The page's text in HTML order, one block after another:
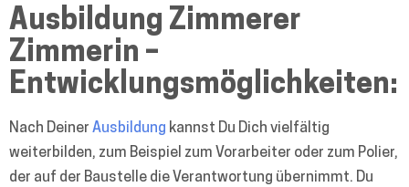
Ausbildung Zimmerer
Zimmerin –
Entwicklungsmöglichkeiten:
Nach Deiner Ausbildung kannst Du Dich vielfältig
weiterbilden, zum Beispiel zum Vorarbeiter oder zum Polier,
der auf der Baustelle die Verantwortung übernimmt. Du